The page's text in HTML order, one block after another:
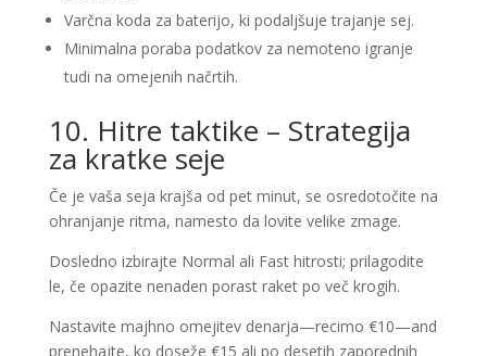
Varčna koda za baterijo, ki podaljšuje trajanje sej.
Minimalna poraba podatkov za nemoteno igranje
tudi na omejenih načrtih.
10. Hitre taktike – Strategija
za kratke seje
Če je vaša seja krajša od pet minut, se osredotočite na
ohranjanje ritma, namesto da lovite velike zmage.
Dosledno izbirajte Normal ali Fast hitrosti; prilagodite
le, če opazite nenaden porast raket po več krogih.
Nastavite majhno omejitev denarja—recimo €10—and
prenehajte, ko doseže €15 ali po desetih zaporednih